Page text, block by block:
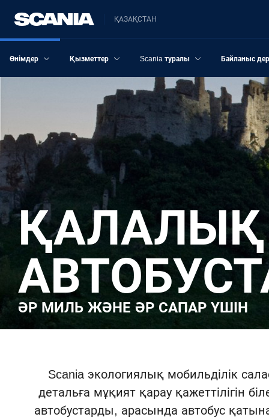
ҚАЗАҚСТАН
Өнімдер Қызметтер Scania туралы Байланыс
ҚАЛАЛЫҚ ЖӘНЕ ҚАЛААРАЛЫҚ
ӘР МИЛЬ ЖӘНЕ ӘР САПАР ҮШІН
Scania экологиялық мобильділік
детальға мұқият қарау қажеттілігін
автобустарды, арасында автобус